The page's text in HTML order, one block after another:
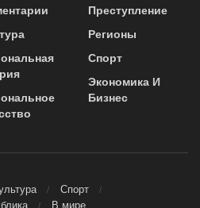
Преступление
Регионы
Спорт
Экономика И
Бизнес
Спорт
В мире